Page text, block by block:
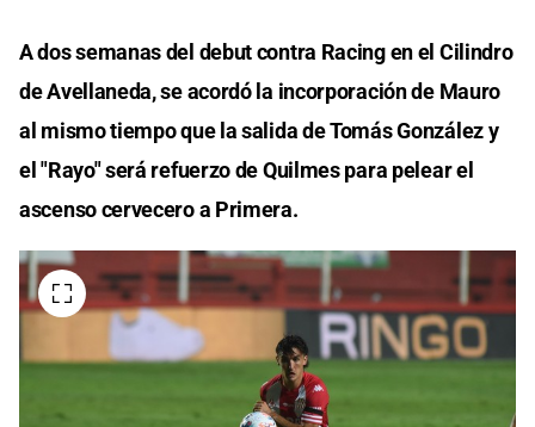
A dos semanas del debut contra Racing en el Cilindro
de Avellaneda, se acordó la incorporación de Mauro
al mismo tiempo que la salida de Tomás González y
el "Rayo" será refuerzo de Quilmes para pelear el
ascenso cervecero a Primera.